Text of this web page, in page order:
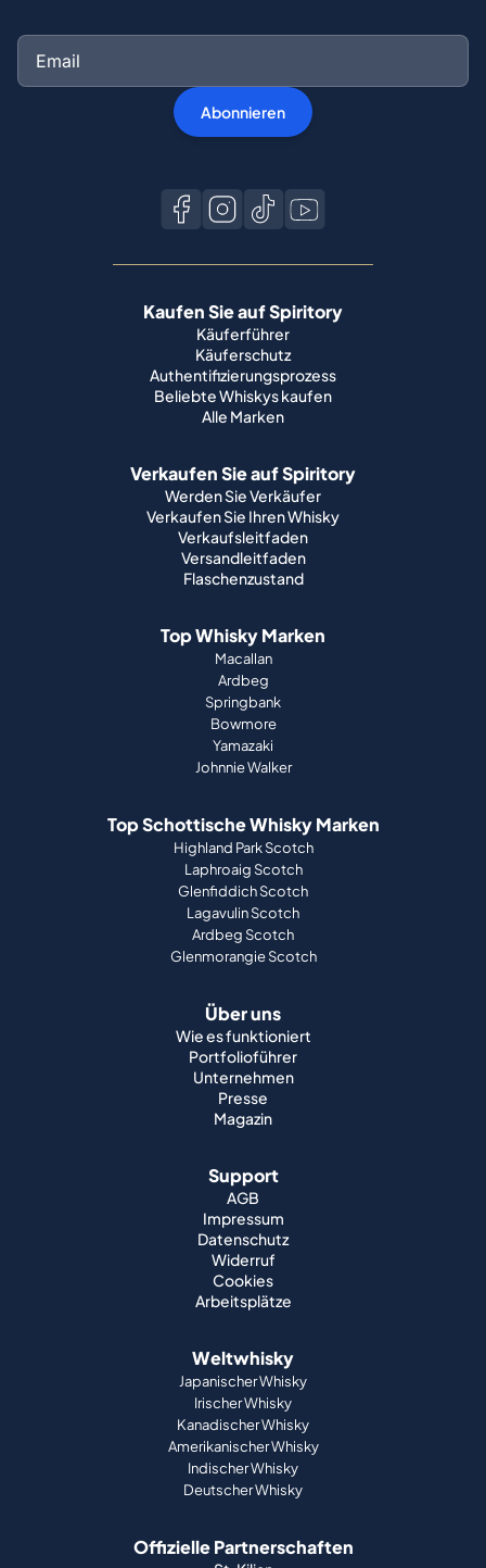
Abonnieren
Kaufen Sie auf Spiritory
Käuferführer
Käuferschutz
Authentifizierungsprozess
Beliebte Whiskys kaufen
Alle Marken
Verkaufen Sie auf Spiritory
Werden Sie Verkäufer
Verkaufen Sie Ihren Whisky
Verkaufsleitfaden
Versandleitfaden
Flaschenzustand
Top Whisky Marken
Macallan
Ardbeg
Springbank
Bowmore
Yamazaki
Johnnie Walker
Top Schottische Whisky Marken
Highland Park Scotch
Laphroaig Scotch
Glenfiddich Scotch
Lagavulin Scotch
Ardbeg Scotch
Glenmorangie Scotch
Über uns
Wie es funktioniert
Portfolioführer
Unternehmen
Presse
Magazin
Support
AGB
Impressum
Datenschutz
Widerruf
Cookies
Arbeitsplätze
Weltwhisky
Japanischer Whisky
Irischer Whisky
Kanadischer Whisky
Amerikanischer Whisky
Indischer Whisky
Deutscher Whisky
Offizielle Partnerschaften